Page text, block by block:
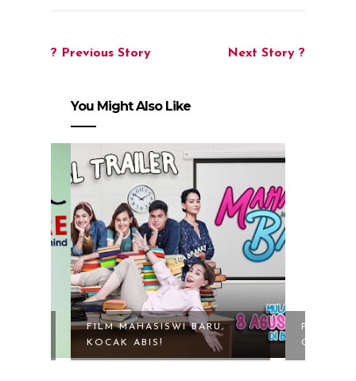
? Previous Story Next Story ?
You Might Also Like
PAKET OWSEM DARI AXIS,
COCOK UNTUK ...
ONLINE